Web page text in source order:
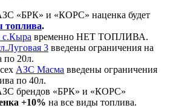
«БРК» и «КОРС» наценка будет
топлива.
временно НЕТ ТОПЛИВА.
3 введены ограничения на
по 20л.
АЗС Масма введены ограничения
по 40л.
брендов «БРК» и «КОРС»
+10% на все виды топлива.